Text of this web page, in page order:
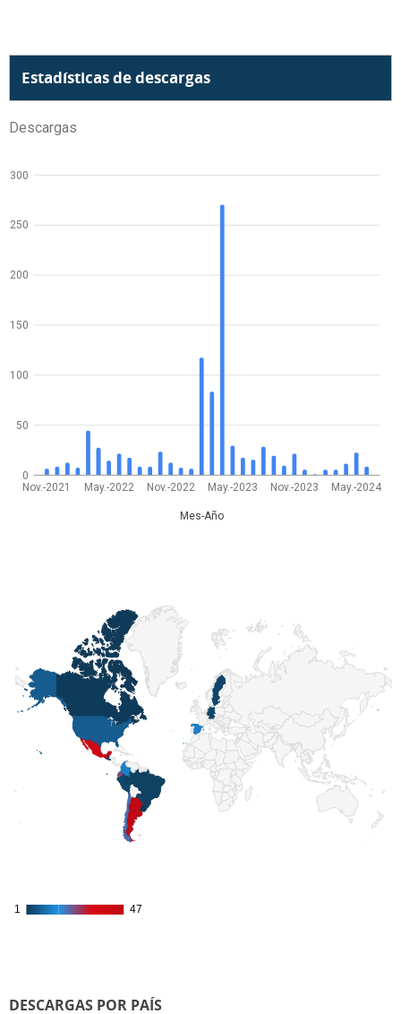
Estadísticas de descargas
Descargas
Nov.-2021 May.-2022 Nov.-2022 May.-2023 Nov.-2023 May.-2024
Mes-Año
0
50
100
150
200
250
300
1
1 47
47
DESCARGAS POR PAÍS